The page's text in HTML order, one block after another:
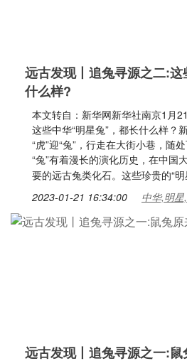
远古发现丨追兔寻源之二:
什么样?
本文转自：新华网新华社南京1月
这些中华“明星兔”，都长什么样？
“虎”迎“兔”，行走在大街小巷，随
“兔”有着漫长的演化历史，在中国
要的远古兔类化石。这些珍贵的“
2023-01-21 16:34:00 中华,明
远古发现丨追兔寻源之一: